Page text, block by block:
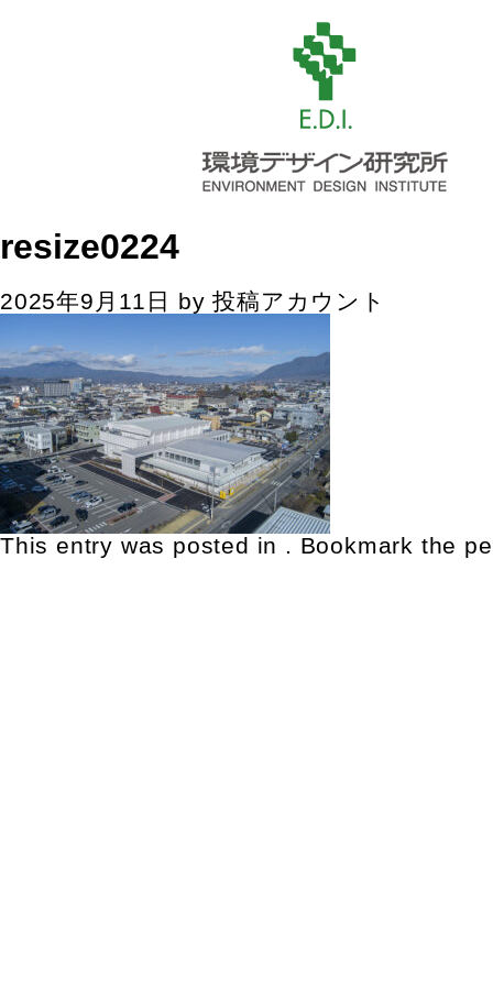
resize0224
2025年9月11日 by投稿アカウント
This entry was posted in . Bookmark the